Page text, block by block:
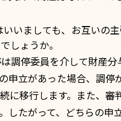
いいましても、お互いの
しょうか。
は調停委員を介して財産
申立があった場合、調
に移行します。また、
したがって、どちらの